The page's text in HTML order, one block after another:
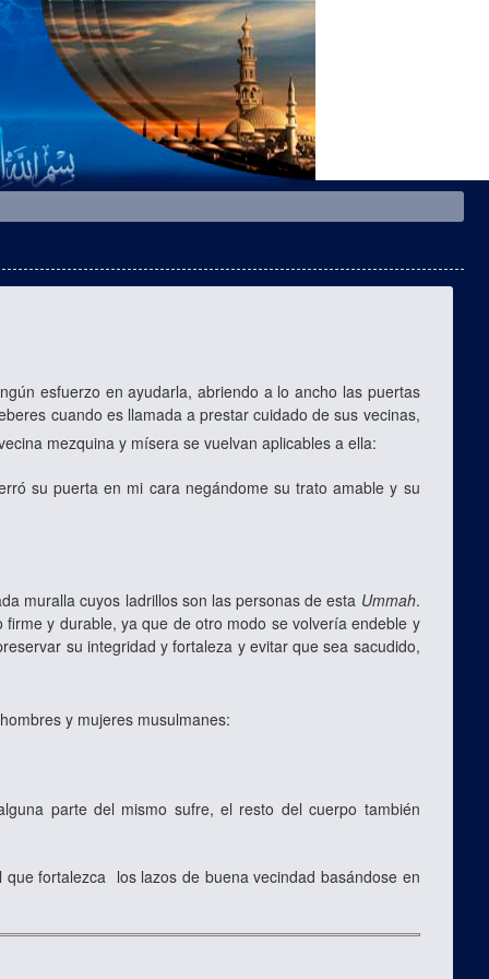
esfuerzo en ayudarla, abriendo a lo ancho las puertas
cuando es llamada a prestar cuidado de sus vecinas,
mezquina y mísera se vuelvan aplicables a ella:
su puerta en mi cara negándome su trato amable y su
muralla cuyos ladrillos son las personas de esta Ummah.
y durable, ya que de otro modo se volvería endeble y
su integridad y fortaleza y evitar que sea sacudido,
y mujeres musulmanes:
parte del mismo sufre, el resto del cuerpo también
fortalezca los lazos de buena vecindad basándose en